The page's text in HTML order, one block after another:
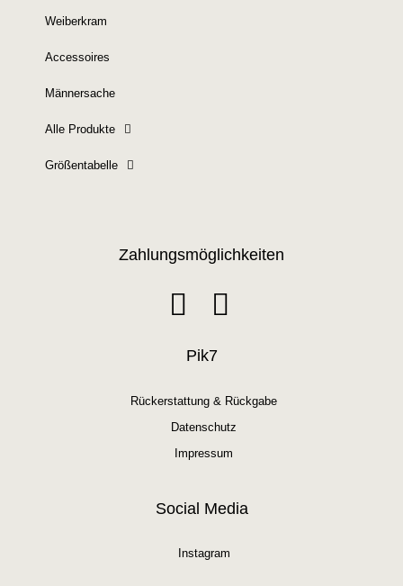
Weiberkram
Accessoires
Männersache
Alle Produkte
Größentabelle
Zahlungsmöglichkeiten
Pik7
Rückerstattung & Rückgabe
Datenschutz
Impressum
Social Media
Instagram